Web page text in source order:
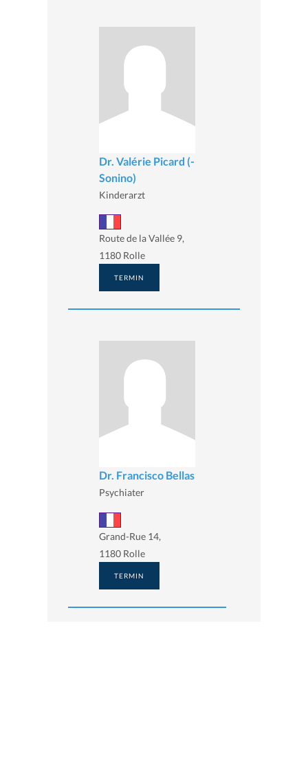
Dr. Valérie Picard (-
Sonino)
Kinderarzt
Route de la Vallée 9,
1180 Rolle
TERMIN
Dr. Francisco Bellas
Psychiater
Grand-Rue 14,
1180 Rolle
TERMIN